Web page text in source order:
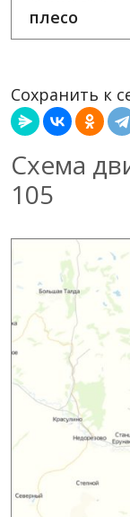
плесо
Сохранить к
Схема
105